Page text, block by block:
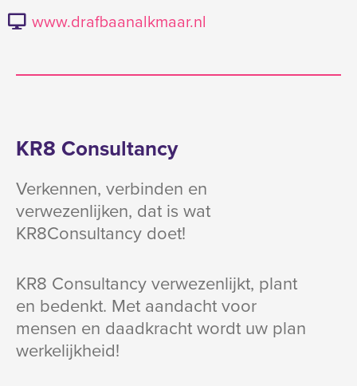
www.drafbaanalkmaar.nl
KR8 Consultancy
Verkennen, verbinden en
verwezenlijken, dat is wat
KR8Consultancy doet!
KR8 Consultancy verwezenlijkt, plant
en bedenkt. Met aandacht voor
mensen en daadkracht wordt uw plan
werkelijkheid!